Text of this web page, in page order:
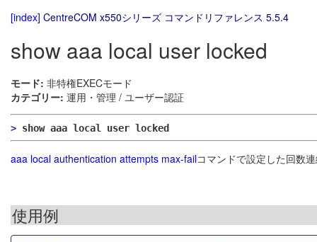
[index] CentreCOM x550シリーズ コマンドリファレンス 5.5.4
show aaa local user locked
モード: 非特権EXECモード
カテゴリー: 運用・管理 / ユーザー認証
> show aaa local user locked
aaa local authentication attempts max-failコマンドで設定した回数
使用例